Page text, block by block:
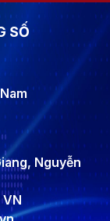
SỐ
Nguyễn
VN